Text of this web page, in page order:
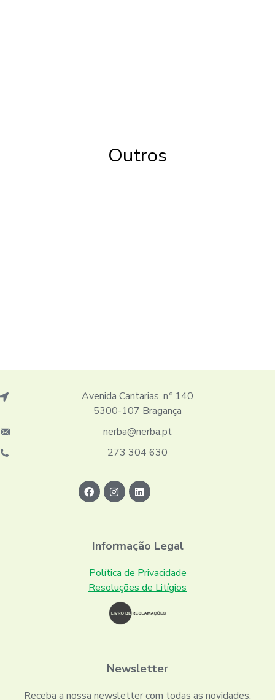
Outros
Avenida Cantarias, n.º 140
5300-107 Bragança
nerba@nerba.pt
273 304 630
Informação Legal
Política de Privacidade
Resoluções de Litígios
Newsletter
Receba a nossa newsletter com todas as novidades.